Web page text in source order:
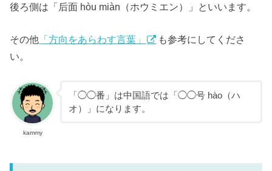
後ろ側は「后面 hòu miàn（ホウミエン）」といいます。
その他 「方向をあらわす言葉」
も参考にしてくださ
い。
kammy
「◯◯番」は中国語では「◯◯号 hào（ハ
オ）」になります。